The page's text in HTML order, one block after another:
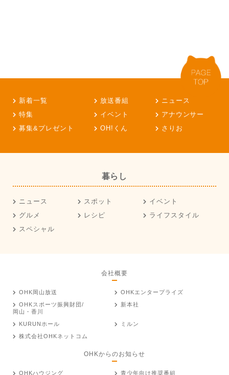
新着一覧 放送番組
ニュース
特集
イベント
アナウンサー
募集&プレゼント
OH!くん さりお
暮らし
ニュース スポット
イベント
グルメ
レシピ
ライフスタイル
スペシャル
会社概要
OHK岡山放送
OHKエンタープライズ
OHKスポーツ振興財団/
岡山・香川
新本社
KURUNホール
ミルン
株式会社OHKネットコム
OHKからのお知らせ
OHKハウジング 青少年向け推奨番組